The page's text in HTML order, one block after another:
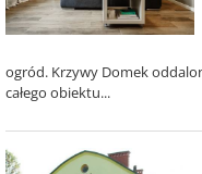
ogród. Krzywy Domek
całego obiektu...